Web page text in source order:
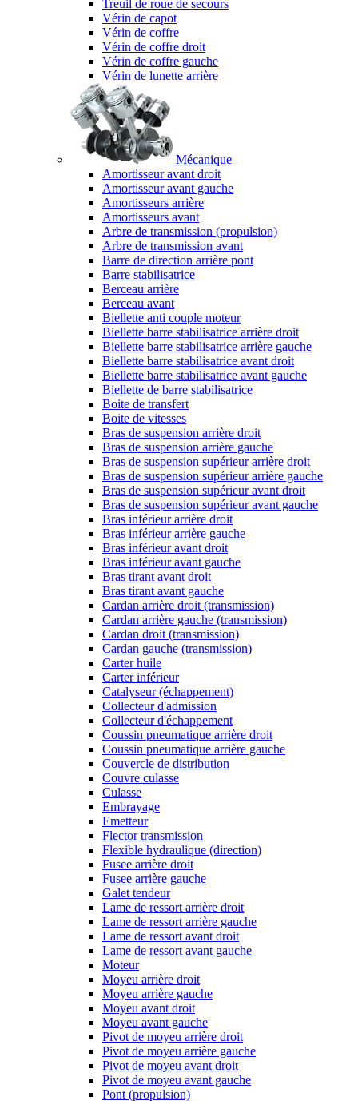
Treuil de roue de secours
Vérin de capot
Vérin de coffre
Vérin de coffre droit
Vérin de coffre gauche
Vérin de lunette arrière
Mécanique
Amortisseur avant droit
Amortisseur avant gauche
Amortisseurs arrière
Amortisseurs avant
Arbre de transmission (propulsion)
Arbre de transmission avant
Barre de direction arrière pont
Barre stabilisatrice
Berceau arrière
Berceau avant
Biellette anti couple moteur
Biellette barre stabilisatrice arrière droit
Biellette barre stabilisatrice arrière gauche
Biellette barre stabilisatrice avant droit
Biellette barre stabilisatrice avant gauche
Biellette de barre stabilisatrice
Boite de transfert
Boite de vitesses
Bras de suspension arrière droit
Bras de suspension arrière gauche
Bras de suspension supérieur arrière droit
Bras de suspension supérieur arrière gauche
Bras de suspension supérieur avant droit
Bras de suspension supérieur avant gauche
Bras inférieur arrière droit
Bras inférieur arrière gauche
Bras inférieur avant droit
Bras inférieur avant gauche
Bras tirant avant droit
Bras tirant avant gauche
Cardan arrière droit (transmission)
Cardan arrière gauche (transmission)
Cardan droit (transmission)
Cardan gauche (transmission)
Carter huile
Carter inférieur
Catalyseur (échappement)
Collecteur d'admission
Collecteur d'échappement
Coussin pneumatique arrière droit
Coussin pneumatique arrière gauche
Couvercle de distribution
Couvre culasse
Culasse
Embrayage
Emetteur
Flector transmission
Flexible hydraulique (direction)
Fusee arrière droit
Fusee arrière gauche
Galet tendeur
Lame de ressort arrière droit
Lame de ressort arrière gauche
Lame de ressort avant droit
Lame de ressort avant gauche
Moteur
Moyeu arrière droit
Moyeu arrière gauche
Moyeu avant droit
Moyeu avant gauche
Pivot de moyeu arrière droit
Pivot de moyeu arrière gauche
Pivot de moyeu avant droit
Pivot de moyeu avant gauche
Pont (propulsion)